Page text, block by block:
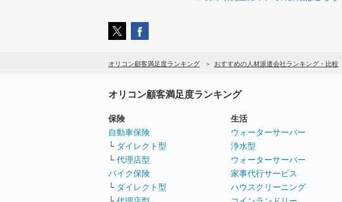
オリコン顧客満足度ランキング おすすめの人材派遣会社ランキング・比較
オリコン顧客満足度ランキング
保険
自動車保険
└ ダイレクト型
└ 代理店型
バイク保険
└ ダイレクト型
生活
ウォーターサーバー
浄水型
ウォーターサーバー
家事代行サービス
ハウスクリーニング